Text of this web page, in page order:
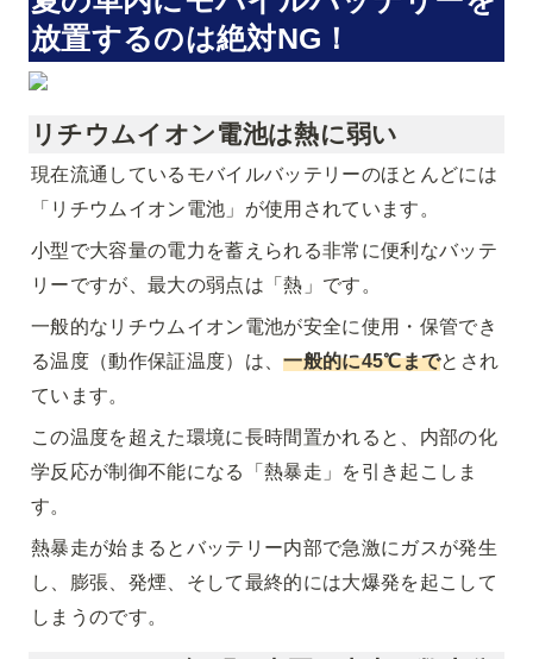
放置するのは絶対NG！
リチウムイオン電池は熱に弱い
現在流通しているモバイルバッテリーのほとんどには
「リチウムイオン電池」が使用されています。
小型で大容量の電力を蓄えられる非常に便利なバッテ
リーですが、最大の弱点は「熱」です。
一般的なリチウムイオン電池が安全に使用・保管でき
る温度（動作保証温度）は、一般的に45℃までとされ
ています
この温度を超えた環境に長時間置かれると、内部の化
学反応が制御不能になる「熱暴走」を引き起こしま
す。
熱暴走が始まるとバッテリー内部で急激にガスが発生
し、膨張、発煙、そして最終的には大爆発を起こして
しまうのです。